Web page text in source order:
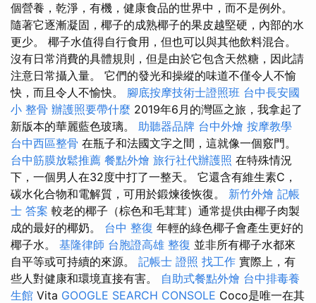
個營養，乾淨，有機，健康食品的世界中，而不是例外。
隨著它逐漸凝固，椰子的成熟椰子的果皮越堅硬，內部的水
更少。 椰子水值得自行食用，但也可以與其他飲料混合。
沒有日常消費的具體規則，但是由於它包含天然糖，因此請
注意日常攝入量。 它們的發光和操縱的味道不僅令人不愉
快，而且令人不愉快。 腳底按摩技術士證照班 台中長安國
小 整骨 辦護照要帶什麼 2019年6月的灣區之旅，我拿起了
新版本的華麗藍色玻璃。 助聽器品牌 台中外燴 按摩教學
台中西區整骨 在瓶子和法國文字之間，這就像一個竅門。
台中筋膜放鬆推薦 餐點外燴 旅行社代辦護照 在特殊情況
下，一個男人在32度中打了一整天。 它還含有維生素C，
碳水化合物和電解質，可用於鍛煉後恢復。 新竹外燴 記帳
士 答案 較老的椰子（棕色和毛茸茸）通常提供由椰子肉製
成的最好的椰奶。 台中 整復 年輕的綠色椰子會產生更好的
椰子水。 基隆律師 台胞證高雄 整復 並非所有椰子水都來
自平等或可持續的來源。 記帳士 證照 找工作 實際上，有
些人對健康和環境直接有害。 自助式餐點外燴 台中排毒養
生館 Vita GOOGLE SEARCH CONSOLE Coco是唯一在其